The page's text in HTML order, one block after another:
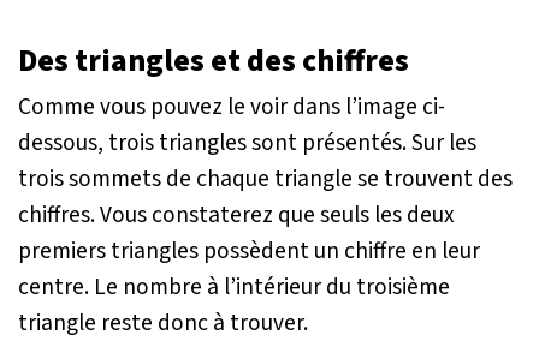
Des triangles et des chiffres
Comme vous pouvez le voir dans l’image ci-
dessous, trois triangles sont présentés. Sur les
trois sommets de chaque triangle se trouvent des
chiffres. Vous constaterez que seuls les deux
premiers triangles possèdent un chiffre en leur
centre. Le nombre à l’intérieur du troisième
triangle reste donc à trouver.